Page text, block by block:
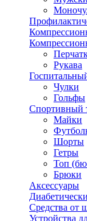
Рукава
Чулки
Гольфы
Спортивный
Майки
Шорты
Гетры
Топ
Брюки
Аксессуары
Средства от
Устройства